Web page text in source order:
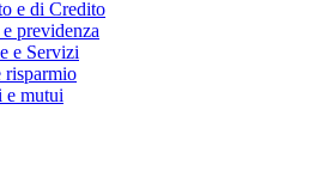
e di Credito
previdenza
e Servizi
risparmio
e mutui